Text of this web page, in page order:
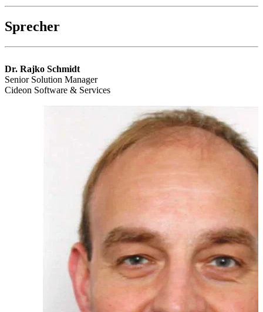
Sprecher
Dr. Rajko Schmidt
Senior Solution Manager
Cideon Software & Services